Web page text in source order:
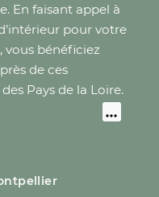
En faisant appel à
pour votre
vous bénéficiez
de ces
des Pays de la Loire.